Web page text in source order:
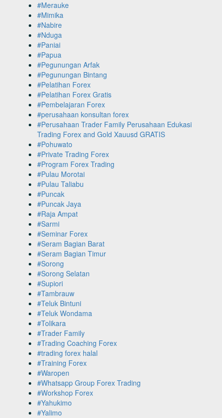
#Merauke
#Mimika
#Nabire
#Nduga
#Paniai
#Papua
#Pegunungan Arfak
#Pegunungan Bintang
#Pelatihan Forex
#Pelatihan Forex Gratis
#Pembelajaran Forex
#perusahaan konsultan forex
#Perusahaan Trader Family Perusahaan Edukasi
Trading Forex and Gold Xauusd GRATIS
#Pohuwato
#Private Trading Forex
#Program Forex Trading
#Pulau Morotai
#Pulau Taliabu
#Puncak
#Puncak Jaya
#Raja Ampat
#Sarmi
#Seminar Forex
#Seram Bagian Barat
#Seram Bagian Timur
#Sorong
#Sorong Selatan
#Supiori
#Tambrauw
#Teluk Bintuni
#Teluk Wondama
#Tolikara
#Trader Family
#Trading Coaching Forex
#trading forex halal
#Training Forex
#Waropen
#Whatsapp Group Forex Trading
#Workshop Forex
#Yahukimo
#Yalimo